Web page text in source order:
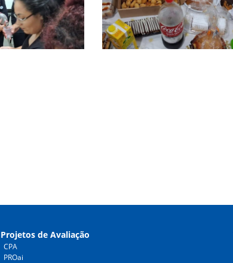
Projetos de Avaliação
CPA
PROai